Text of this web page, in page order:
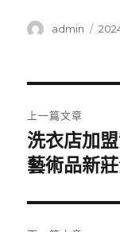
作
admin
發
章
導
覽
上一篇文章
上
一
文
章:
洗衣店加
藝術品新